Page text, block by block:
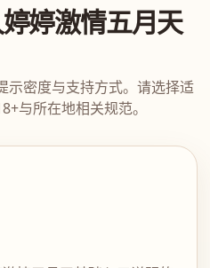
婷激情五月天
示密度与支持方式。请选择适
与所在地相关规范。